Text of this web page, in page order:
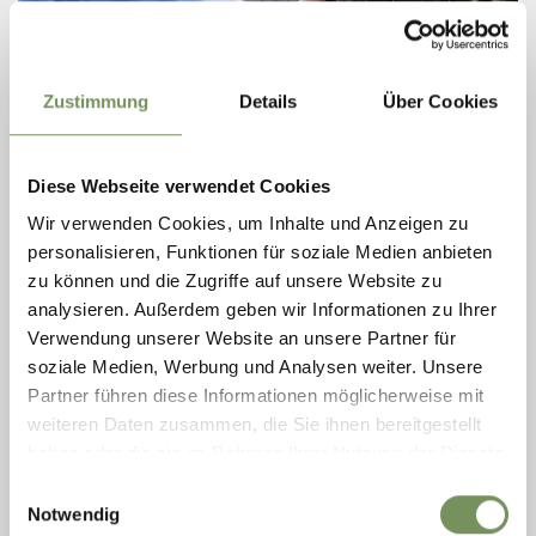
Zustimmung Details Über Cookies
Diese Webseite verwendet Cookies
Wir verwenden Cookies, um Inhalte und Anzeigen zu
personalisieren, Funktionen für soziale Medien anbieten
zu können und die Zugriffe auf unsere Website zu
analysieren. Außerdem geben wir Informationen zu Ihrer
Verwendung unserer Website an unsere Partner für
soziale Medien, Werbung und Analysen weiter. Unsere
Partner führen diese Informationen möglicherweise mit
weiteren Daten zusammen, die Sie ihnen bereitgestellt
Notwendig
+39 0473 920936
gfrillerhof@rolmail.net
www.rainguthof.com